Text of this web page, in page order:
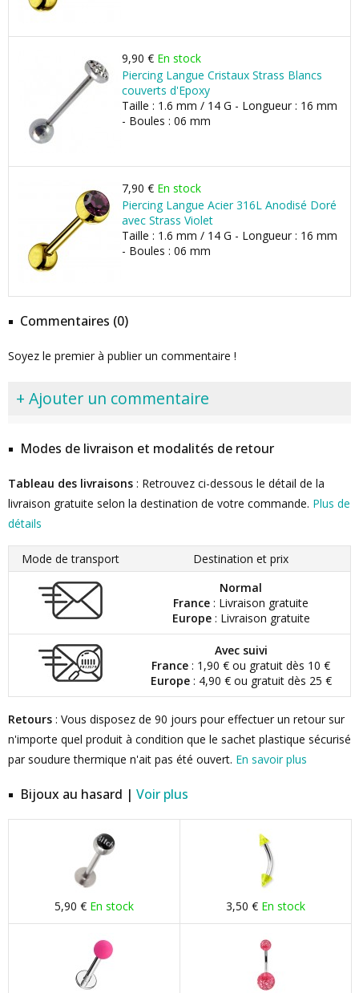
9,90 € En stock
Piercing Langue Cristaux Strass Blancs
couverts d'Epoxy
Taille : 1.6 mm / 14 G - Longueur : 16 mm
- Boules : 06 mm
7,90 € En stock
Piercing Langue Acier 316L Anodisé Doré
avec Strass Violet
Taille : 1.6 mm / 14 G - Longueur : 16 mm
- Boules : 06 mm
Commentaires (0)
Soyez le premier à publier un commentaire !
+ Ajouter un commentaire
Modes de livraison et modalités de retour
Tableau des livraisons : Retrouvez ci-dessous le détail de la
livraison gratuite selon la destination de votre commande. Plus de
détails
Mode de transport
Destination et prix
Normal
France : Livraison gratuite
Europe: Livraison gratuite
Avec suivi
France : 1,90 € ou gratuit dès 10 €
Europe: 4,90 € ou gratuit dès 25 €
Retours : Vous disposez de 90 jours pour effectuer un retour sur
n'importe quel produit à condition que le sachet plastique sécurisé
par soudure thermique n'ait pas été ouvert. En savoir plus
Bijoux au hasard | Voir plus
5,90 € En stock 3,50 € En stock